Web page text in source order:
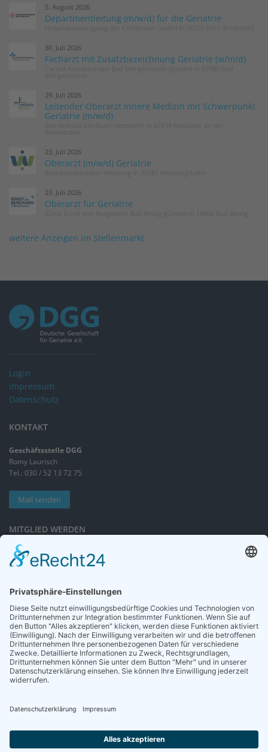
5. August 2026
Departmentleitung (m/w/d) für die Geriatrie
30. Juli 2026
Facharzt mit Zusatzbezeichnung Geriatrie (w/m/d)
29. Juli 2026
Leitender Oberarzt Innere Medizin mit Schwerpunkt
Geriatrie (m/w/d)
23. Juli 2026
Oberarzt (m/w/d) Geriatrie
23. Juli 2026
Oberarzt für Geriatrie
weitere Anzeigen im Stellenmarkt
Login
Impressum
Datenschutz
KONTAKT
Geschäftsstelle DGG
Romy Laurisch
Tel.: 030 / 52 13 72 75
Mail senden
MITGLIED WERDEN
Sieben gute Gründe
für Ihre Mitgliedschaft
NEWSLETTER
Neuigkeiten rund um die Geriatrie und die DGG – regelmäßig in Ihrem
Postfach.
Die Zeitschrift für Gerontologie und Geriatrie informiert über Neues aus